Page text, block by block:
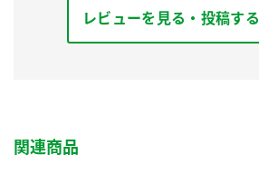
レビューを見る・投稿する
関連商品